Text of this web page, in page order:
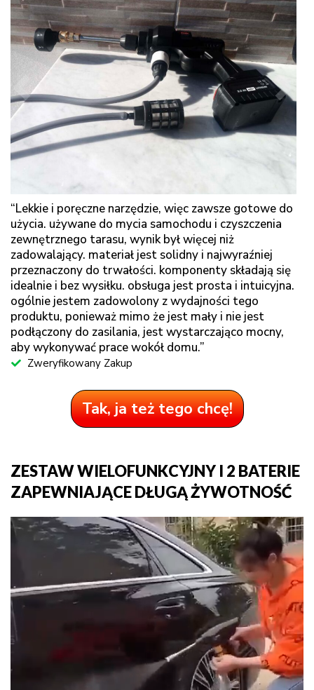
“Lekkie i poręczne narzędzie, więc zawsze gotowe do
użycia. używane do mycia samochodu i czyszczenia
zewnętrznego tarasu, wynik był więcej niż
zadowalający. materiał jest solidny i najwyraźniej
przeznaczony do trwałości. komponenty składają się
idealnie i bez wysiłku. obsługa jest prosta i intuicyjna.
ogólnie jestem zadowolony z wydajności tego
produktu, ponieważ mimo że jest mały i nie jest
podłączony do zasilania, jest wystarczająco mocny,
aby wykonywać prace wokół domu.”
Zweryfikowany Zakup
Tak, ja też tego chcę!
ZESTAW WIELOFUNKCYJNY I 2 BATERIE
ZAPEWNIAJĄCE DŁUGĄ ŻYWOTNOŚĆ